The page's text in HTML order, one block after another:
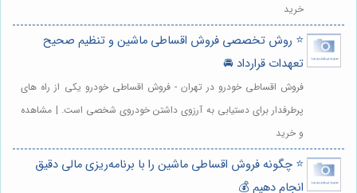
خرید
⭐️ روش تخصصی فروش اقساطی ماشین و تنظیم صحیح
تعهدات قرارداد 🚘
فروش اقساطی خودرو در تهران - فروش اقساطی خودرو یکی از راه های
پرطرفدار برای دستیابی به آرزوی داشتن خودروی شخصی است. | مشاهده
و خرید
⭐️ چگونه فروش اقساطی ماشین را با برنامه‌ریزی مالی دقیق
انجام دهیم 💰